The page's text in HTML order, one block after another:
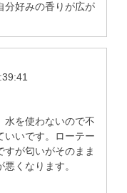
分好みの香りが広が
水を使わないので不
いいです。ローテー
すが匂いがそのまま
くなります。